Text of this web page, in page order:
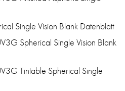
Single Vision Blank Datenblatt
Spherical Single Vision Blank
Tintable Spherical Single